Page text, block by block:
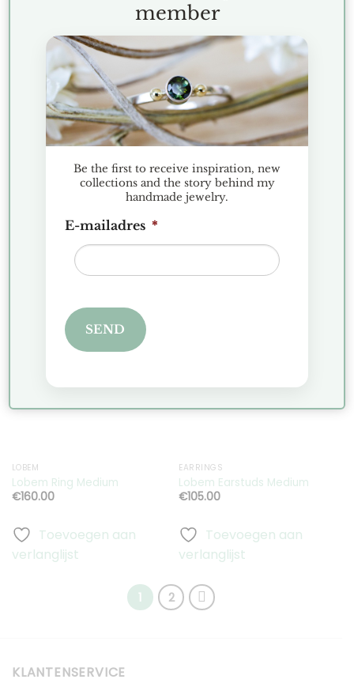
Toevoegen
aan
verlanglijst
Lobem Earrings Medium
Toevoegen aan
Toevoegen
aan
verlanglijst
JEWELRY SPOTLIGHT
Flower Ring Small Pearl
€185.00
Toevoegen aan
LOBEM
Lobem Ring Medium
€160.00
Toevoegen aan
verlanglijst
EARRINGS
Lobem Earstuds Medium
€105.00
Toevoegen aan
verlanglijst
1 2
KLANTENSERVICE
member
Be the first to receive inspiration, new
collections and the story behind my
handmade jewelry.
E-mailadres *
SEND